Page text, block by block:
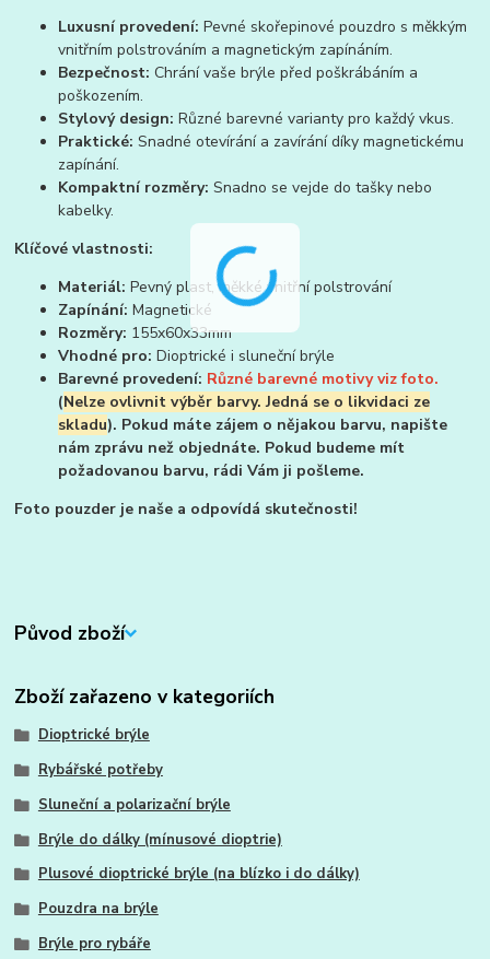
Luxusní provedení: Pevné skořepinové pouzdro s měkkým
vnitřním polstrováním a magnetickým zapínáním.
Bezpečnost: Chrání vaše brýle před poškrábáním a
poškozením.
Stylový design: Různé barevné varianty pro každý vkus.
Praktické: Snadné otevírání a zavírání díky magnetickému
zapínání.
Kompaktní rozměry: Snadno se vejde do tašky nebo
kabelky.
Klíčové vlastnosti:
Materiál: Pevný plast, měkké vnitřní polstrování
Zapínání: Magnetické
Rozměry: 155x60x33mm
Vhodné pro: Dioptrické i sluneční brýle
Barevné provedení: Různé barevné motivy viz foto.
(Nelze ovlivnit výběr barvy. Jedná se o likvidaci ze
skladu). Pokud máte zájem o nějakou barvu, napište
nám zprávu než objednáte. Pokud budeme mít
požadovanou barvu, rádi Vám ji pošleme.
Foto pouzder je naše a odpovídá skutečnosti!
Původ zboží
Zboží zařazeno v kategoriích
Dioptrické brýle
Rybářské potřeby
Sluneční a polarizační brýle
Brýle do dálky (mínusové dioptrie)
Plusové dioptrické brýle (na blízko i do dálky)
Pouzdra na brýle
Brýle pro rybáře